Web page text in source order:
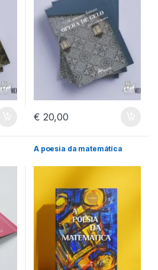
€ 20,00
A poesia da matemática